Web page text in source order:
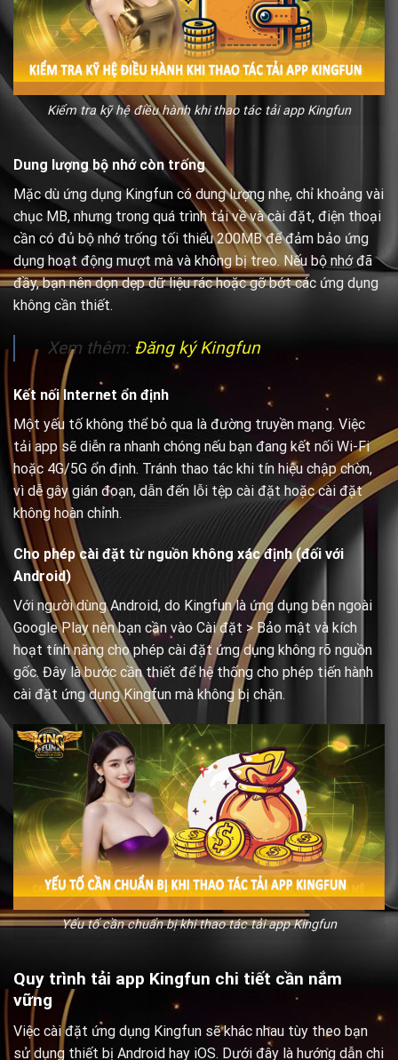
Kiểm tra kỹ hệ điều hành khi thao tác tải app Kingfun
Dung lượng bộ nhớ còn trống
Mặc dù ứng dụng Kingfun có dung lượng nhẹ, chỉ khoảng vài
chục MB, nhưng trong quá trình tải về và cài đặt, điện thoại
cần có đủ bộ nhớ trống tối thiểu 200MB để đảm bảo ứng
dụng hoạt động mượt mà và không bị treo. Nếu bộ nhớ đã
đầy, bạn nên dọn dẹp dữ liệu rác hoặc gỡ bớt các ứng dụng
không cần thiết.
Xem thêm: Đăng ký Kingfun
Kết nối Internet ổn định
Một yếu tố không thể bỏ qua là đường truyền mạng. Việc
tải app sẽ diễn ra nhanh chóng nếu bạn đang kết nối Wi-Fi
hoặc 4G/5G ổn định. Tránh thao tác khi tín hiệu chập chờn,
vì dễ gây gián đoạn, dẫn đến lỗi tệp cài đặt hoặc cài đặt
không hoàn chỉnh.
Cho phép cài đặt từ nguồn không xác định (đối với
Android)
Với người dùng Android, do Kingfun là ứng dụng bên ngoài
Google Play nên bạn cần vào Cài đặt > Bảo mật và kích
hoạt tính năng cho phép cài đặt ứng dụng không rõ nguồn
gốc. Đây là bước cần thiết để hệ thống cho phép tiến hành
cài đặt ứng dụng Kingfun mà không bị chặn.
Yếu tố cần chuẩn bị khi thao tác tải app Kingfun
Quy trình tải app Kingfun chi tiết cần nắm
vững
Việc cài đặt ứng dụng Kingfun sẽ khác nhau tùy theo bạn
sử dụng thiết bị Android hay iOS. Dưới đây là hướng dẫn chi